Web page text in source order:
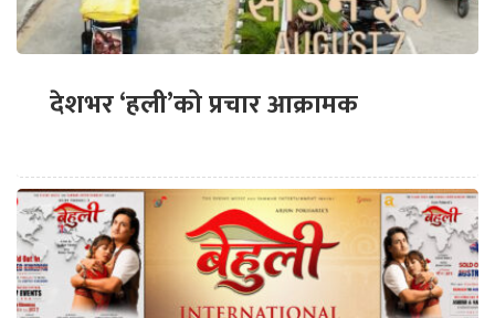
देशभर ‘हली’को प्रचार आक्रामक